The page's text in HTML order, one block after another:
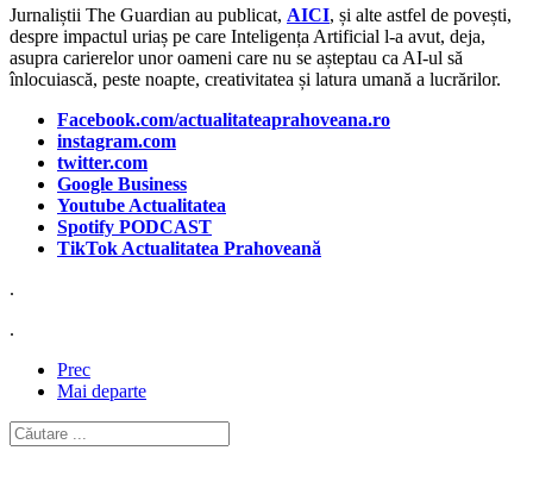
Jurnaliștii The Guardian au publicat, AICI, și alte astfel de povești,
despre impactul uriaș pe care Inteligența Artificial l-a avut, deja,
asupra carierelor unor oameni care nu se așteptau ca AI-ul să
înlocuiască, peste noapte, creativitatea și latura umană a lucrărilor.
Facebook.com/actualitateaprahoveana.ro
instagram.com
twitter.com
Google Business
Youtube Actualitatea
Spotify PODCAST
TikTok Actualitatea Prahoveană
.
.
Prec
Mai departe